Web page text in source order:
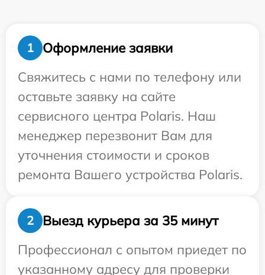
1
Оформление заявки
Свяжитесь с нами по телефону или
оставьте заявку на сайте
сервисного центра Polaris. Наш
менеджер перезвонит Вам для
уточнения стоимости и сроков
ремонта Вашего устройства Polaris.
2
Выезд курьера за 35 минут
Профессионал с опытом приедет по
указанному адресу для проверки